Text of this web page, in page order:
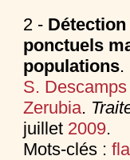
2 -
ponctuels
populations.
S. Descamps
Zerubia.
juillet 2009.
Mots-clés :